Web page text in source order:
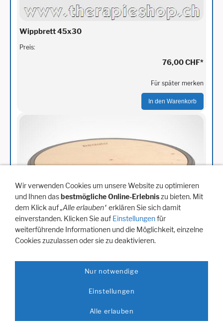
Wippbrett 45x30
Preis:
76,00 CHF*
Für später merken
In den Warenkorb
Wir verwenden Cookies um unsere Website zu optimieren
und Ihnen dasbestmögliche Online-Erlebniszu bieten. Mit
dem Klick auf„Alle erlauben“ erklären Sie sich damit
einverstanden. Klicken Sie auf Einstellungenfür
weiterführende Informationen und die Möglichkeit, einzelne
Cookies zuzulassen oder sie zu deaktivieren.
Nur notwendige
Einstellungen
Alle erlauben